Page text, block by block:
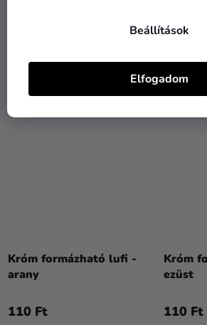
Beállítások
Elfogadom
KOSÁRBA
90 Ft
Króm formázható lufi -
arany
110 Ft
Króm
ezüst
110 Ft